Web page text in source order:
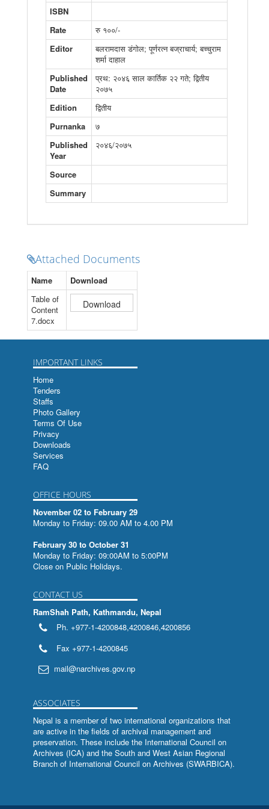
श्री ५ बडा महाराजाधिराज पृथ्वी नारायण शाहको ब्यक्तित्व
शुभराज्याभिषेक विधान कारिका
विवाहपटलम्
श्रीसपर्यामृतम्
रत्नपरीक्षाटीका
श्री ५ द्रब्यशाहकृत राज्याभिषेकविधानम्
पुरातत्व- पत्रसंग्रह
बृहत पुरश्चर्यार्णाव
बृहत्सूचीपत्रम
बृहत्सूचीपत्रम
बृहत्सूचीपत्रम
SAARC Voyage From Bangalore to Kathmandu
भूमिसम्बन्धी तमसुक-ताडपत्र
अगस्त्यसंहिता रत्नपरिक्षा च
हस्तलिखित ग्रन्थहरुको सुचिपत्र
Index to Papers Read at the Indian Historical
Records Commission Sessions
सिद्धान्तसारणी
संक्षिप्तसूचीपत्रम
अश्वमेघीययात्रा
हरमेखला (मध्यमखण्ड)
हरमेखला (पूर्वखण्ड:)
श्रीभगवच्चन्द्रिका
प्रतिष्ठालक्षणसारसमुच्चय: तस्यायम
प्रतिष्ठालक्षणसारसमुच्चय:
The Archives Movement and Nepal
Catalogue of 'Guthi Papers'
वर्ष - २०५८ अंक -१९
वर्ष - २०५९ अंक -२०
वर्ष - २०६० अंक -२१
वर्ष - २०६१ अंक -२२
वर्ष - २०६२ अंक -२३
वर्ष - २०६३ अंक -२४
वर्ष - २०६४ अंक -२५
वर्ष - २०६५ अंक -२६
वर्ष - २०६६ अंक -२७
वर्ष - २०६८ अंक -२९
वर्ष - २०६९ अंक -३०
वर्ष - २०७० अंक -३१
वर्ष - २०७१ अंक -३२
वर्ष - २०७३ अंक -३४
वर्ष - २०७४ अंक -३५
वर्ष - २०७५ अंक -३६
ISBN
Rate
रु १००/-
Editor
बलरामदास डंगोल; पूर्णरत्न बज्राचार्य; बच्चुराम
शर्मा दाहाल
Published
Date
प्रथ: २०४६ साल कार्तिक २२ गते; द्वितीय
२०७५
Edition
द्वितीय
Purnanka
७
Published
Year
२०४६/२०७५
Source
Summary
Attached Documents
Name
Download
Table of
Content
7.docx
IMPORTANT LINKS
Home
Tenders
Staffs
Photo Gallery
Terms Of Use
Privacy
Downloads
Services
FAQ
OFFICE HOURS
November 02 to February 29
Monday to Friday: 09.00 AM to 4.00 PM
February 30 to October 31
Monday to Friday: 09:00AM to 5:00PM
Close on Public Holidays.
CONTACT US
RamShah Path, Kathmandu, Nepal
Ph. +977-1-4200848,4200846,4200856
Fax +977-1-4200845
mail@narchives.gov.np
ASSOCIATES
Nepal is a member of two international organizations that
are active in the fields of archival management and
preservation. These include the International Council on
Archives (ICA) and the South and West Asian Regional
Branch of International Council on Archives (SWARBICA).